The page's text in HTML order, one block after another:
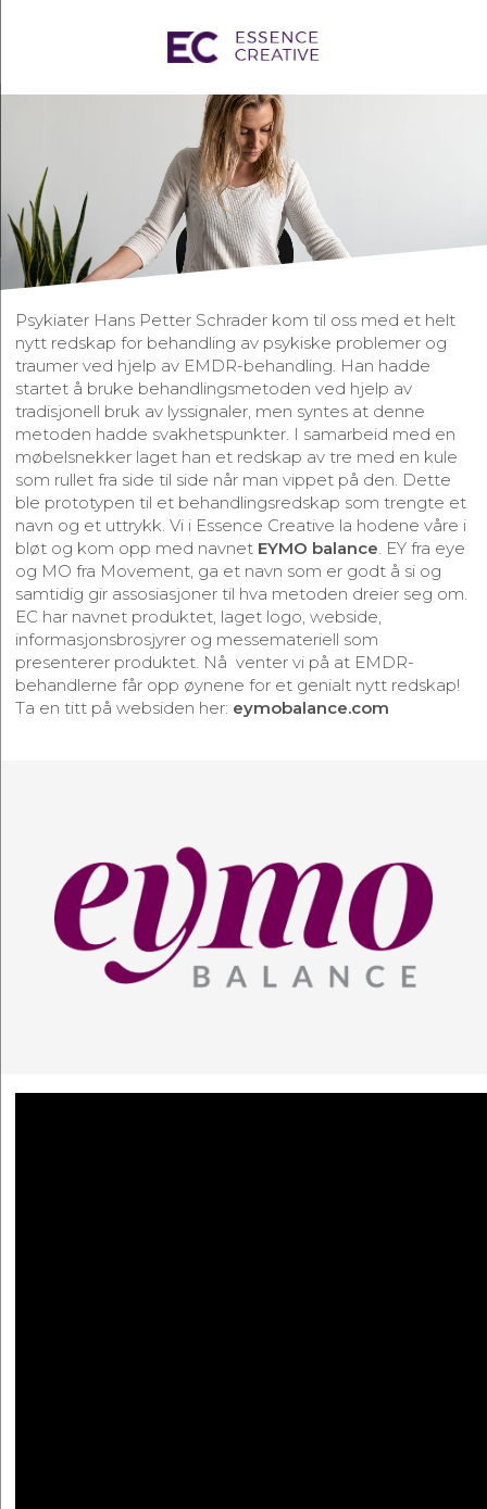
Psykiater Hans Petter Schrader kom til oss med et helt
nytt redskap for behandling av psykiske problemer og
traumer ved hjelp av EMDR-behandling. Han hadde
startet å bruke behandlingsmetoden ved hjelp av
tradisjonell bruk av lyssignaler, men syntes at denne
metoden hadde svakhetspunkter. I samarbeid med en
møbelsnekker laget han et redskap av tre med en kule
som rullet fra side til side når man vippet på den. Dette
ble prototypen til et behandlingsredskap som trengte et
navn og et uttrykk. Vi i Essence Creative la hodene våre i
bløt og kom opp med navnet EYMO balance. EY fra eye
og MO fra Movement, ga et navn som er godt å si og
samtidig gir assosiasjoner til hva metoden dreier seg om.
EC har navnet produktet, laget logo, webside,
informasjonsbrosjyrer og messemateriell som
presenterer produktet. Nå venter vi på at EMDR-
behandlerne får opp øynene for et genialt nytt redskap!
Ta en titt på websiden her: eymobalance.com